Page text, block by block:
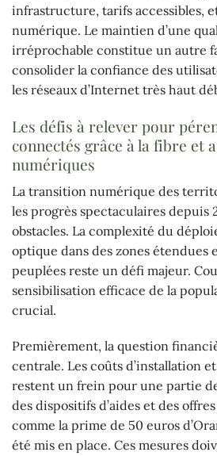
infrastructure, tarifs accessibles,
numérique. Le maintien d’une
irréprochable constitue un autre
consolider la confiance des
les réseaux d’Internet très haut
Les défis à relever pour
connectés grâce à la fibre et
numériques
La transition numérique des
les progrès spectaculaires depuis
obstacles. La complexité du
optique dans des zones étendues
peuplées reste un défi majeur.
sensibilisation efficace de la
crucial.
Premièrement, la question
centrale. Les coûts d’installation
restent un frein pour une partie
des dispositifs d’aides et des
comme la prime de 50 euros
été mis en place. Ces mesures